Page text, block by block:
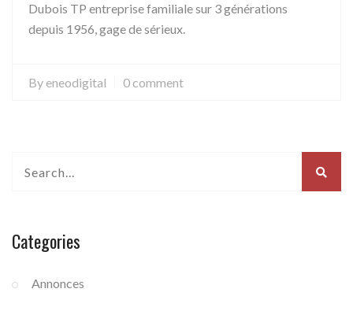
Dubois TP entreprise familiale sur 3 générations
depuis 1956, gage de sérieux.
By eneodigital 0 comment
Categories
Annonces